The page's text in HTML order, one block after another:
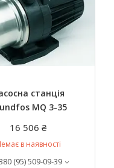
станція
MQ 3-35
16 506 ₴
в наявності
(95) 509-09-39